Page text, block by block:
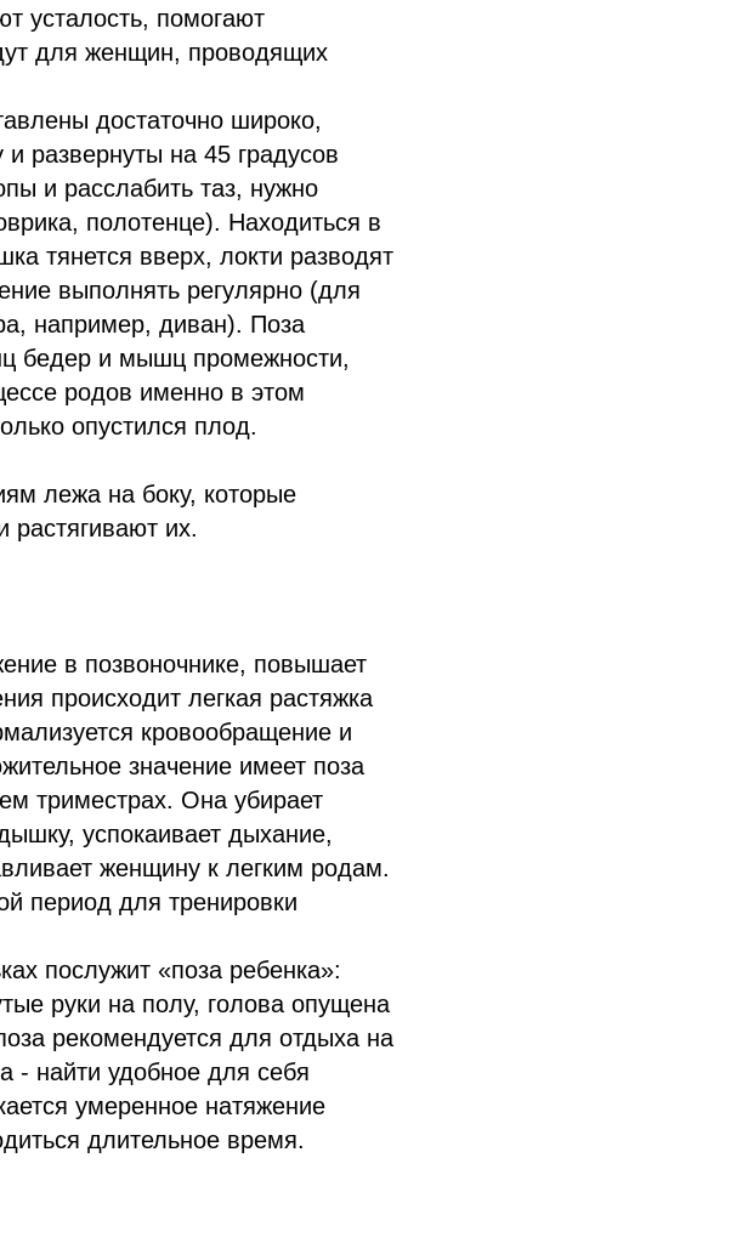
усталость, помогают
для женщин, проводящих
достаточно широко,
развернуты на 45 градусов
и расслабить таз, нужно
полотенце). Находиться в
тянется вверх, локти разводят
выполнять регулярно (для
например, диван). Поза
бедер и мышц промежности,
родов именно в этом
опустился плод.
лежа на боку, которые
их.
в позвоночнике, повышает
происходит легкая растяжка
кровообращение и
значение имеет поза
триместрах. Она убирает
успокаивает дыхание,
женщину к легким родам.
период для тренировки
послужит «поза ребенка»:
руки на полу, голова опущена
рекомендуется для отдыха на
- найти удобное для себя
умеренное натяжение
длительное время.